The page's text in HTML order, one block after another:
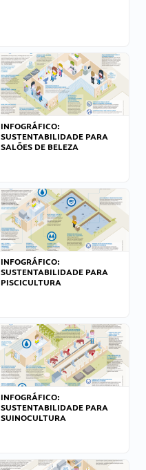
INFOGRÁFICO:
SUSTENTABILIDADE PARA
SALÕES DE BELEZA
INFOGRÁFICO:
SUSTENTABILIDADE PARA
PISCICULTURA
INFOGRÁFICO:
SUSTENTABILIDADE PARA
SUINOCULTURA